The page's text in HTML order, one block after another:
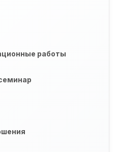
работы